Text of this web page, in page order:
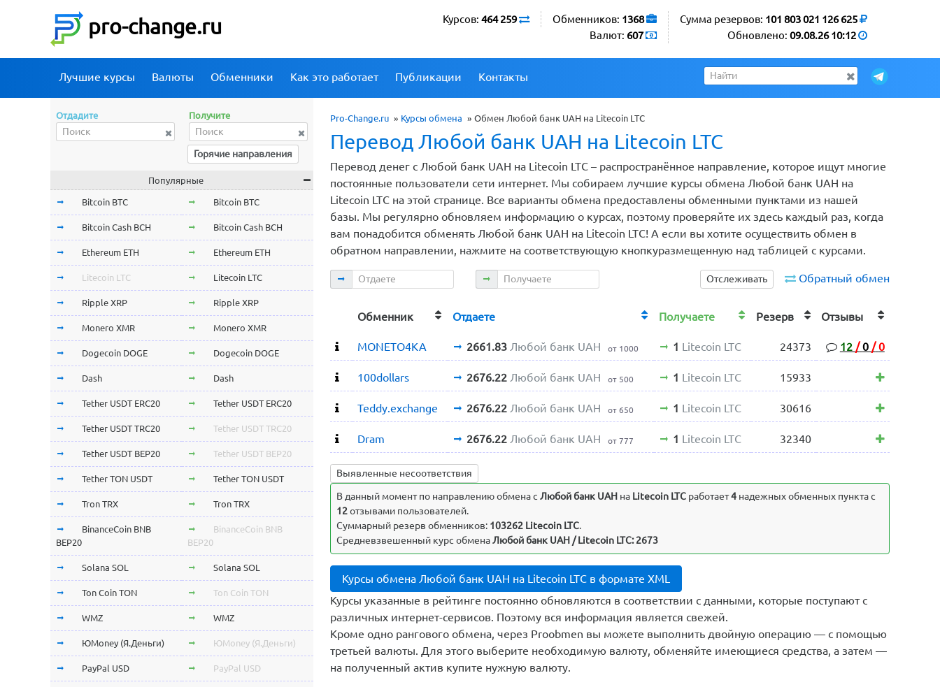
pro-change.ru Сумма резервов: 101 803 021 126 625
Обновлено: 09.08.26 10:12
Обменников: 1368
Валют: 607
Курсов: 464 259
Лучшие курсы Валюты Обменники Как это работает Публикации Контакты
Pro-Change.ru » Курсы обмена » Обмен Любой банк UAH на Litecoin LTC
Перевод Любой банк UAH на Litecoin LTC
Перевод денег с Любой банк UAH на Litecoin LTC – распространённое направление, которое ищут многие
постоянные пользователи сети интернет. Мы собираем лучшие курсы обмена Любой банк UAH на
Litecoin LTC на этой странице. Все варианты обмена предоставлены обменными пунктами из нашей
базы. Мы регулярно обновляем информацию о курсах, поэтому проверяйте их здесь каждый раз, когда
вам понадобится обменять Любой банк UAH на Litecoin LTC! А если вы хотите осуществить обмен в
обратном направлении, нажмите на соответствующую кнопкуразмещенную над таблицей с курсами.
Обратный обмен
Отслеживать
Отдаете Получаете
Обменник Отдаете Получаете Резерв Отзывы
MONETO4KA 2661.83 Любой банк UAH от 1000 1 Litecoin LTC 24373 12 / 0 / 0
100dollars 2676.22 Любой банк UAH от 500 1 Litecoin LTC 15933
Teddy.exchange 2676.22 Любой банк UAH от 650 1 Litecoin LTC 30616
Dram 2676.22 Любой банк UAH от 777 1 Litecoin LTC 32340
Выявленные несоответствия
В данный момент по направлению обмена c Любой банк UAH на Litecoin LTC работает4 надежных обменных пункта с
12отзывами пользователей.
Суммарный резерв обменников: 103262 Litecoin LTC.
Средневзвешенный курс обменаЛюбой банк UAH / Litecoin LTC: 2673
Курсы обмена Любой банк UAH на Litecoin LTC в формате XML
Курсы указанные в рейтинге постоянно обновляются в соответствии с данными, которые поступают с
различных интернет-сервисов. Поэтому вся информация является свежей.
Кроме одно рангового обмена, через Proobmen вы можете выполнить двойную операцию — с помощью
третьей валюты. Для этого выберите необходимую валюту, обменяйте имеющиеся средства, а затем —
на полученный актив купите нужную валюту.
Отдадите Получите
Горячие направления
Популярные
Bitcoin BTC Bitcoin BTC
Bitcoin Cash BCH Bitcoin Cash BCH
Ethereum ETH Ethereum ETH
Litecoin LTC Litecoin LTC
Ripple XRP Ripple XRP
Monero XMR Monero XMR
Dogecoin DOGE Dogecoin DOGE
Dash Dash
Tether USDT ERC20 Tether USDT ERC20
Tether USDT TRC20 Tether USDT TRC20
Tether USDT BEP20 Tether USDT BEP20
Tether TON USDT Tether TON USDT
Tron TRX Tron TRX
BinanceCoin BNB
BEP20
BinanceCoin BNB
BEP20
Solana SOL Solana SOL
Ton Coin TON Ton Coin TON
WMZ WMZ
ЮMoney (Я.Деньги) ЮMoney (Я.Деньги)
PayPal USD PayPal USD